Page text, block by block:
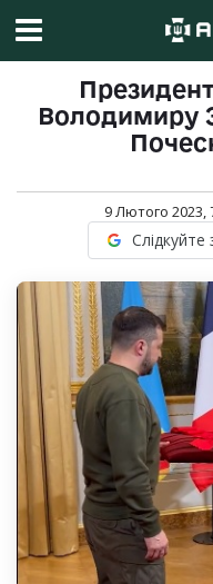
Володимиру
9 Лютого 2023,